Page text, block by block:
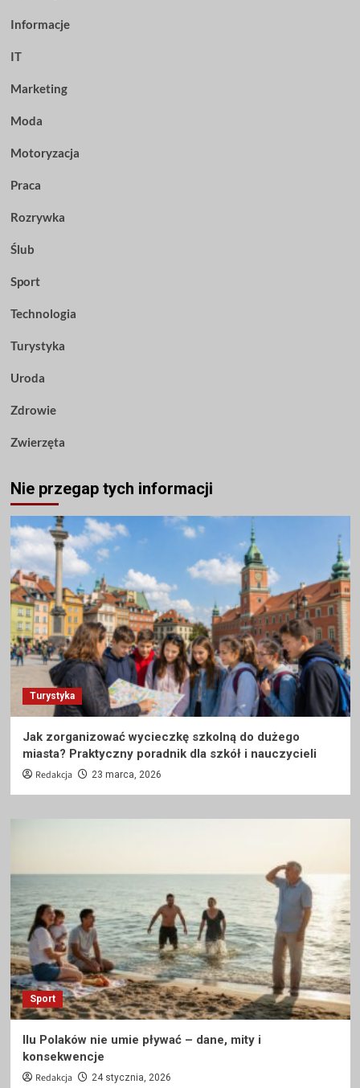
Informacje
IT
Marketing
Moda
Motoryzacja
Praca
Rozrywka
Ślub
Sport
Technologia
Turystyka
Uroda
Zdrowie
Zwierzęta
Nie przegap tych informacji
Turystyka
Jak zorganizować wycieczkę szkolną do dużego
miasta? Praktyczny poradnik dla szkół i nauczycieli
Redakcja 23 marca, 2026
Sport
Ilu Polaków nie umie pływać – dane, mity i
konsekwencje
Redakcja 24 stycznia, 2026